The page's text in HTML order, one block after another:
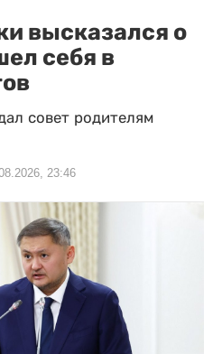
высказался о
себя в
совет родителям
23:46